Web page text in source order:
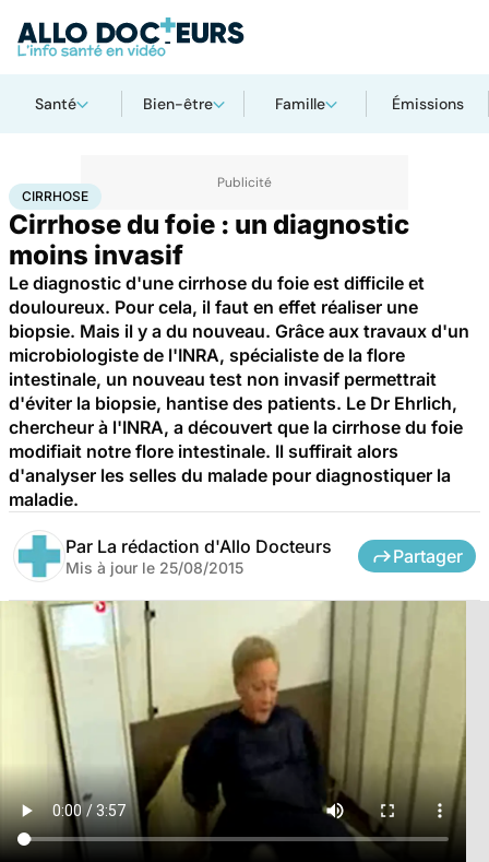
Santé Bien-être Famille Émissions
AccueilSantéCirrhose
CIRRHOSE
Cirrhose du foie : un diagnostic
moins invasif
Le diagnostic d'une cirrhose du foie est difficile et
douloureux. Pour cela, il faut en effet réaliser une
biopsie. Mais il y a du nouveau. Grâce aux travaux d'un
microbiologiste de l'INRA, spécialiste de la flore
intestinale, un nouveau test non invasif permettrait
d'éviter la biopsie, hantise des patients. Le Dr Ehrlich,
chercheur à l'INRA, a découvert que la cirrhose du foie
modifiait notre flore intestinale. Il suffirait alors
d'analyser les selles du malade pour diagnostiquer la
maladie.
Par La rédaction d'Allo Docteurs
Mis à jour le 25/08/2015
Partager